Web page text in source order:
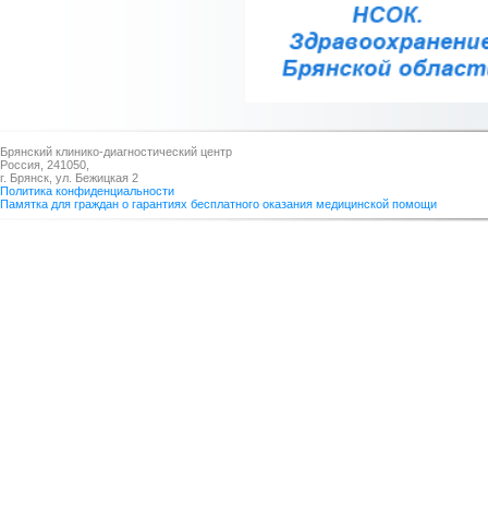
Брянский клинико-диагностический центр
Россия, 241050,
г. Брянск, ул. Бежицкая 2
Политика конфиденциальности
Памятка для граждан о гарантиях бесплатного оказания медицинской помощи